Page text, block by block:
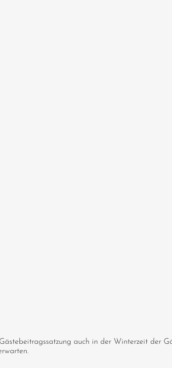
auch in der Winterzeit der